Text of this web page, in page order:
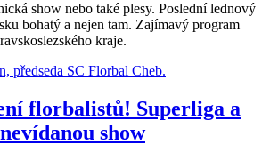
show nebo také plesy. Poslední lednový
bohatý a nejen tam. Zajímavý program
kraje.
florbalistů! Superliga a
show